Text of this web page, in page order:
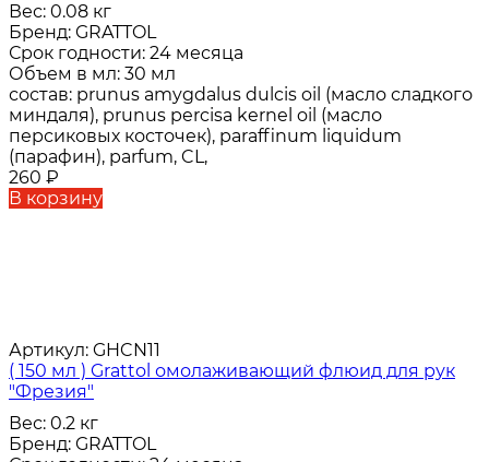
Вес: 0.08 кг
Бренд: GRATTOL
Срок годности: 24 месяца
Объем в мл: 30 мл
состав: prunus amygdalus dulcis oil (масло сладкого
миндаля), prunus percisa kernel oil (масло
персиковых косточек), paraffinum liquidum
(парафин), parfum, CL,
260 ₽
В корзину
Артикул: GHCN11
( 150 мл ) Grattol омолаживающий флюид для рук
"Фрезия"
Вес: 0.2 кг
Бренд: GRATTOL